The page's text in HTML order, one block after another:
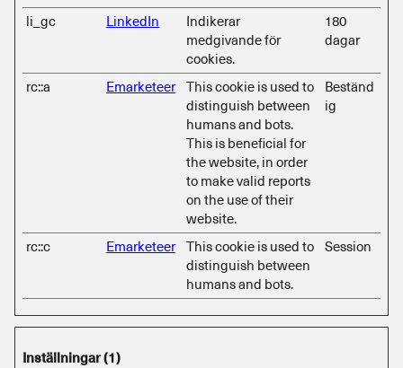
li_gc LinkedIn
Indikerar
medgivande för
cookies.
180
dagar
rc::a Emarketeer This cookie is used to
distinguish between
humans and bots.
This is beneficial for
the website, in order
to make valid reports
on the use of their
website.
Beständ
ig
rc::c Emarketeer This cookie is used to
distinguish between
humans and bots.
Session
Inställningar (1)